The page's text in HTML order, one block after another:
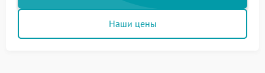
Наши цены